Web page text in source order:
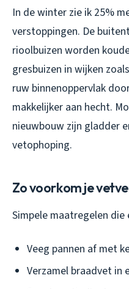
In de winter zie ik 25%
verstoppingen. De
rioolbuizen worden
gresbuizen in wijken
ruw binnenoppervlak
makkelijker aan hecht.
nieuwbouw zijn gladder
vetophoping.
Zo voorkom je
Simpele maatregelen die
Veeg pannen af met
Verzamel braadvet in